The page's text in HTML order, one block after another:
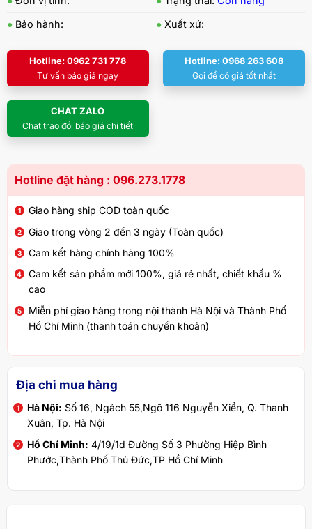
● Bảo hành: ● Xuất xứ:
Hotline: 0962 731 778
Tư vấn báo giá ngay
Hotline: 0968 263 608
Gọi để có giá tốt nhất
CHAT ZALO
Chat trao đổi báo giá chi tiết
Hotline đặt hàng : 096.273.1778
Giao hàng ship COD toàn quốc
Giao trong vòng 2 đến 3 ngày (Toàn quốc)
Cam kết hàng chính hãng 100%
Cam kết sản phẩm mới 100%, giá rẻ nhất, chiết khấu %
cao
Miễn phí giao hàng trong nội thành Hà Nội và Thành Phố
Hồ Chí Minh (thanh toán chuyển khoản)
Địa chỉ mua hàng
Hà Nội: Số 16, Ngách 55,Ngõ 116 Nguyễn Xiển, Q. Thanh
Xuân, Tp. Hà Nội
Hồ Chí Minh: 4/19/1d Đường Số 3 Phường Hiệp Bình
Phước,Thành Phố Thủ Đức,TP Hồ Chí Minh